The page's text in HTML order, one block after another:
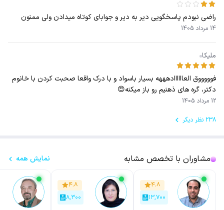
راضی نبودم پاسخگویی دیر به دیر و جوابای کوتاه میدادن ولی ممنون
14 مرداد 1405
ملیکا
فوووووق العاااااادهههه بسیار باسواد و با درک واقعا صحبت کردن با خانوم
دکتر، گره های ذهنیم رو باز میکنه😍
12 مرداد 1405
238 نظر دیگر
مشاوران با تخصص مشابه نمایش همه
۴.۸
۱۳,۷۰۰
۴.۸
۸,۳۰۰